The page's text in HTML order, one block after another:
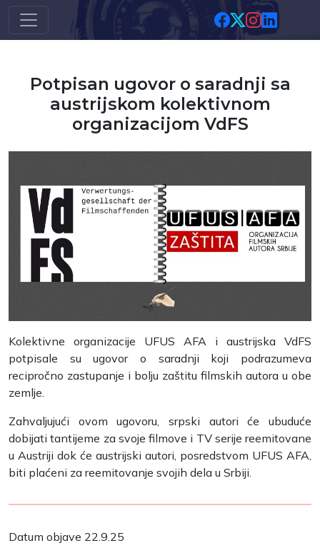
Skip to main content
Potpisan ugovor o saradnji sa
austrijskom kolektivnom
organizacijom VdFS
Kolektivne organizacije UFUS AFA i austrijska VdFS
potpisale su ugovor o saradnji koji podrazumeva
recipročno zastupanje i bolju zaštitu filmskih autora u obe
zemlje.
Zahvaljujući ovom ugovoru, srpski autori će ubuduće
dobijati tantijeme za svoje filmove i TV serije reemitovane
u Austriji dok će austrijski autori, posredstvom UFUS AFA,
biti plaćeni za reemitovanje svojih dela u Srbiji.
Datum objave 22.9.25